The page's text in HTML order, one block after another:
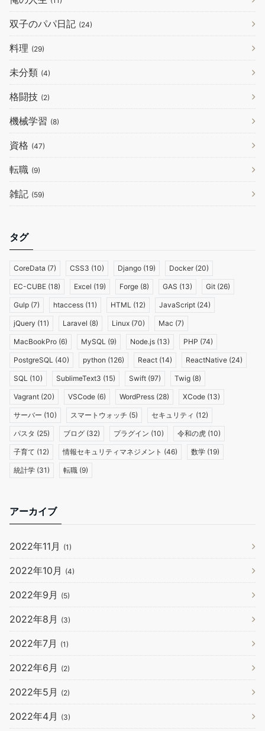
双子のパパ日記 (24)
料理 (29)
未分類 (4)
格闘技 (2)
機械学習 (8)
資格 (47)
転職 (9)
雑記 (59)
タグ
CoreData (7) CSS3 (10) Django (19) Docker(20)
EC-CUBE (18) Excel (19) Forge (8) GAS (13) Git (26)
Gulp (7) htaccess (11) HTML (12) JavaScript (24)
jQuery (11) Laravel (8) Linux (70) Mac (7)
MacBookPro (6) MySQL (9) Node.js (13) PHP (74)
PostgreSQL (40) python (126) React (14) ReactNative (24)
SQL (10) SublimeText3 (15) Swift (97) Twig (8)
Vagrant (20) VSCode (6) WordPress (28) XCode (13)
サーバー (10) スマートウォッチ (5) セキュリティ (12)
パスタ (25) ブログ (32) プラグイン (10) 令和の虎 (10)
子育て (12) 情報セキュリティマネジメント (46) 数学 (19)
統計学 (31) 転職 (9)
アーカイブ
2022年11月 (1)
2022年10月 (4)
2022年9月 (5)
2022年8月 (3)
2022年7月 (1)
2022年6月 (2)
2022年5月 (2)
2022年4月 (3)